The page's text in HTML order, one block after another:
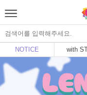
NOTICE with